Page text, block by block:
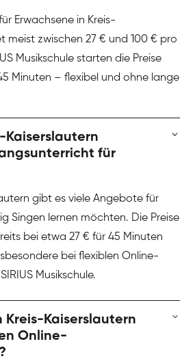
Erwachsene in Kreis-
meist zwischen 27 € und 100 € pro
Musikschule starten die Preise
Minuten – flexibel und ohne lange
Kaiserslautern
für
gibt es viele Angebote für
Singen lernen möchten. Die Preise
bei etwa 27 € für 45 Minuten
bei flexiblen Online-
Musikschule.
Kreis-Kaiserslautern
Online-